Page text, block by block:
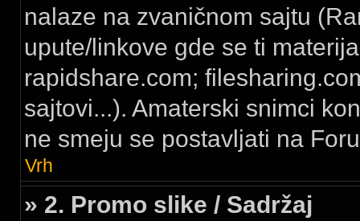
nalaze na zvaničnom sajtu
upute/linkove gde se ti
rapidshare.com;
sajtovi...). Amaterski snimci
ne smeju se postavljati na
Vrh
» 2. Promo slike / Sadržaj